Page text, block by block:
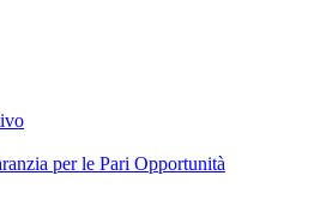
per le Pari Opportunità